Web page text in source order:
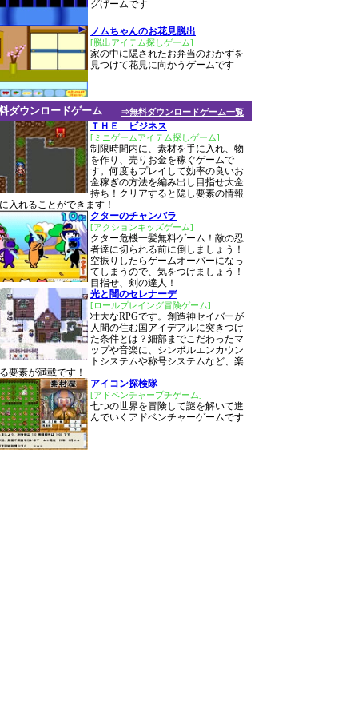
グげームです
ノムちゃんのお花見脱出
[脱出アイテム探しゲーム]
家の中に隠されたお弁当のおかずを
見つけて花見に向かうゲームです
⇒無料ダウンロードゲーム一覧
ダウンロードゲーム
ＴＨＥ ビジネス
[ミニゲームアイテム探しゲーム]
制限時間内に、素材を手に入れ、物
を作り、売りお金を稼ぐゲームで
す。何度もプレイして効率の良いお
金稼ぎの方法を編み出し目指せ大金
持ち！クリアすると隠し要素の情報
入れることができます！
クターのチャンバラ
[アクションキッズゲーム]
クター危機一髪無料ゲーム！敵の忍
者達に切られる前に倒しましょう！
空振りしたらゲームオーバーになっ
てしまうので、気をつけましょう！
目指せ、剣の達人！
光と闇のセレナーデ
[ロールプレイング冒険ゲーム]
壮大なRPGです。創造神セイバーが
人間の住む国アイデアルに突きつけ
た条件とは？細部までこだわったマ
ップや音楽に、シンボルエンカウン
トシステムや称号システムなど、楽
要素が満載です！
アイコン探検隊
[アドベンチャープチゲーム]
七つの世界を冒険して謎を解いて進
んでいくアドベンチャーゲームです